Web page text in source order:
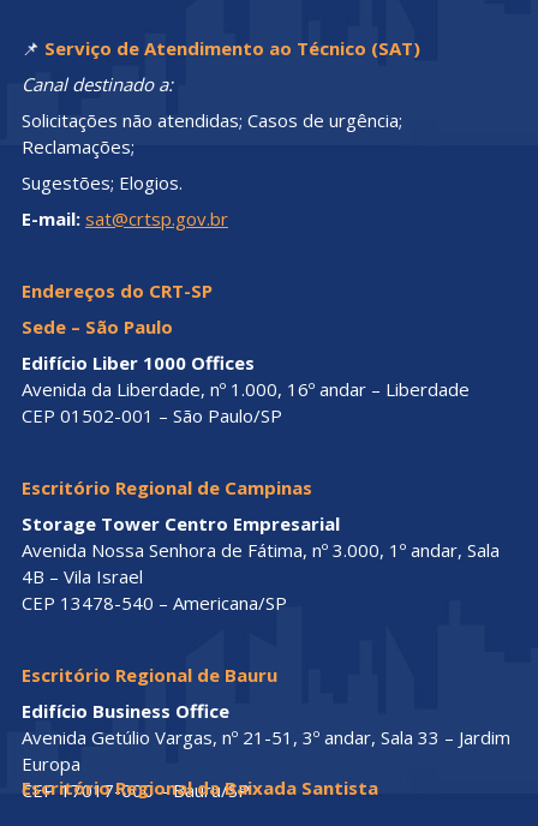
📌 Serviço de Atendimento ao Técnico (SAT)
Canal destinado a:
Solicitações não atendidas; Casos de urgência;
Reclamações;
Sugestões; Elogios.
E-mail: sat@crtsp.gov.br
Endereços do CRT-SP
Sede – São Paulo
Edifício Liber 1000 Offices
Avenida da Liberdade, nº 1.000, 16º andar – Liberdade
CEP 01502-001 – São Paulo/SP
Escritório Regional de Campinas
Storage Tower Centro Empresarial
Avenida Nossa Senhora de Fátima, nº 3.000, 1º andar, Sala
4B – Vila Israel
CEP 13478-540 – Americana/SP
Escritório Regional de Bauru
Edifício Business Office
Avenida Getúlio Vargas, nº 21-51, 3º andar, Sala 33 – Jardim
Europa
CEP 17017-000 – Bauru/SP
Escritório Regional da Baixada Santista